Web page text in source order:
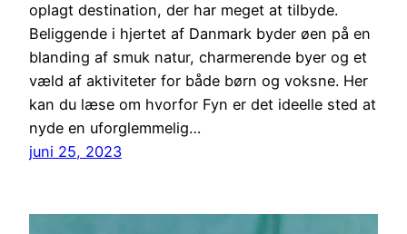
oplagt destination, der har meget at tilbyde.
Beliggende i hjertet af Danmark byder øen på en
blanding af smuk natur, charmerende byer og et
væld af aktiviteter for både børn og voksne. Her
kan du læse om hvorfor Fyn er det ideelle sted at
nyde en uforglemmelig…
juni 25, 2023